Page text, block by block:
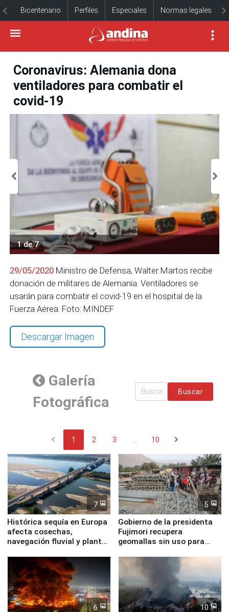
Bicentenario Perfiles Especiales Normas legales
Coronavirus: Alemania dona
ventiladores para combatir el
covid-19
1 de 7
29/05/2020 Ministro de Defensa, Walter Martos recibe
donación de militares de Alemania. Ventiladores se
usarán para combatir el covid-19 en el hospital de la
Fuerza Aérea. Foto: MINDEF
Descargar Imagen
Galería
Fotográfica
Buscar
chevron_left 1 2 3 10 chevron_right
7
Histórica sequía en Europa
afecta cosechas,
navegación fluvial y plantas
5
Gobierno de la presidenta
Fujimori recupera
geomallas sin uso para
Fenómeno El Niño
6 10